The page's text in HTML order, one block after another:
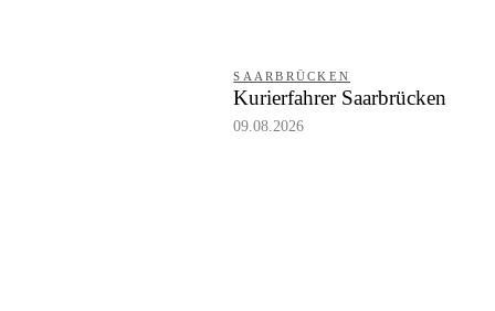
SAARBRÜCKEN
Kurierfahrer Saarbrücken
09.08.2026